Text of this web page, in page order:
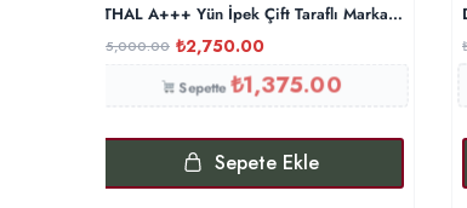
İTHAL A+++ Yün İpek Çift Taraflı Marka Şal –
5,000.00 ₺2,750.00
Sepette ₺1,375.00
Sepete Ekle